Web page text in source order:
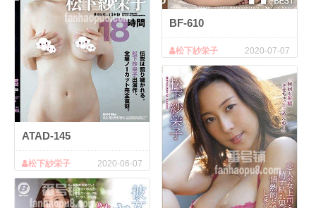
BF-610
2020-07-07
松下紗栄子
ATAD-145
2020-06-07
松下紗栄子